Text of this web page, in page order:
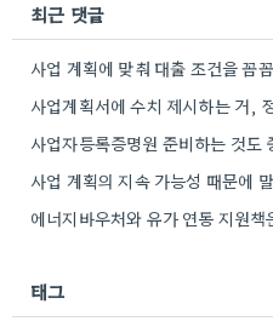
최근 댓글
태그